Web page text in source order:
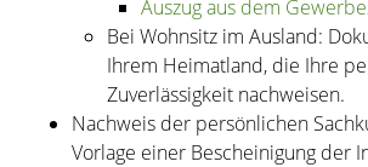
Auszug aus dem
Bei Wohnsitz im Ausland:
Ihrem Heimatland, die Ihre
Zuverlässigkeit nachweisen.
Nachweis der persönlichen
Vorlage einer Bescheinigung der